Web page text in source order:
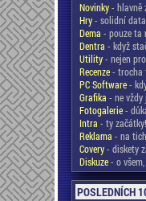
Novinky- hlavně
Hry- solidní
Dema - pouze ta
Dentra - když
Utility- nejen
Recenze- trocha
PC Software-
Grafika - ne vždy
Fotogalerie-
Intra - ty
Reklama - na
Covery- diskety
Diskuze- o
POSLEDNÍCH